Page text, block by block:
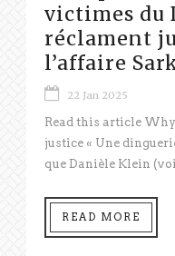
victimes du
réclament
l’affaire
22 Jan 2025
Read this article
justice « Une
que Danièle Klein
READ MORE